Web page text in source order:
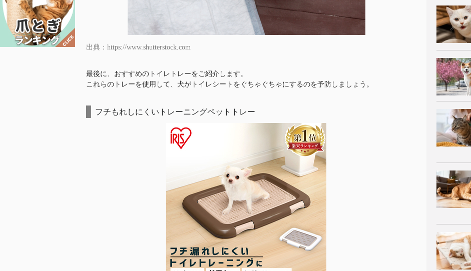
出典：https://www.shutterstock.com
最後に、おすすめのトイレトレーをご紹介します。
これらのトレーを使用して、犬がトイレシートをぐちゃぐちゃにするのを予防しましょう。
フチもれしにくいトレーニングペットトレー